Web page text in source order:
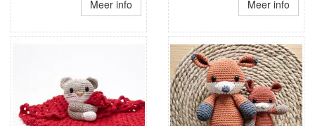
Meer info Meer info